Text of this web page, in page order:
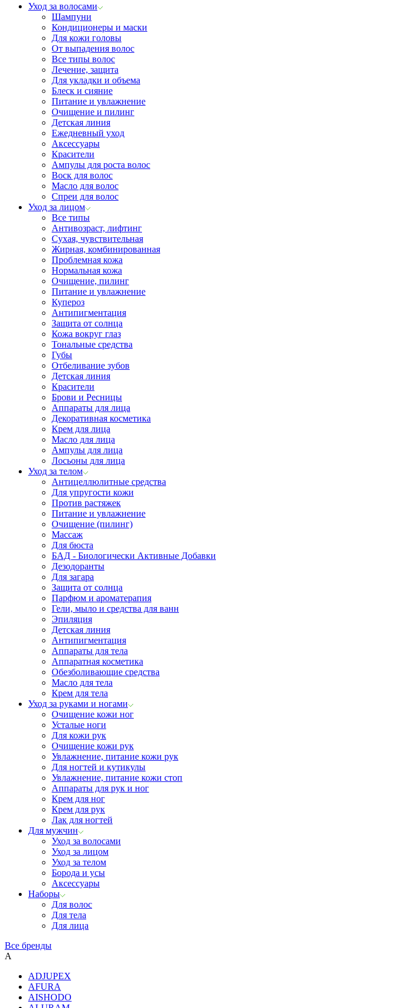
Уход за волосами
Шампуни
Кондиционеры и маски
Для кожи головы
От выпадения волос
Все типы волос
Лечение, защита
Для укладки и объема
Блеск и сияние
Питание и увлажнение
Очищение и пилинг
Детская линия
Ежедневный уход
Аксессуары
Красители
Ампулы для роста волос
Воск для волос
Масло для волос
Спреи для волос
Уход за лицом
Все типы
Антивозраст, лифтинг
Сухая, чувствительная
Жирная, комбинированная
Проблемная кожа
Нормальная кожа
Очищение, пилинг
Питание и увлажнение
Купероз
Антипигментация
Защита от солнца
Кожа вокруг глаз
Тональные средства
Губы
Отбеливание зубов
Детская линия
Красители
Брови и Ресницы
Аппараты для лица
Декоративная косметика
Крем для лица
Масло для лица
Ампулы для лица
Лосьоны для лица
Уход за телом
Антицеллюлитные средства
Для упругости кожи
Против растяжек
Питание и увлажнение
Очищение (пилинг)
Массаж
Для бюста
БАД - Биологически Активные Добавки
Дезодоранты
Для загара
Защита от солнца
Парфюм и ароматерапия
Гели, мыло и средства для ванн
Эпиляция
Детская линия
Антипигментация
Аппараты для тела
Аппаратная косметика
Обезболивающие средства
Масло для тела
Крем для тела
Уход за руками и ногами
Очищение кожи ног
Усталые ноги
Для кожи рук
Очищение кожи рук
Увлажнение, питание кожи рук
Для ногтей и кутикулы
Увлажнение, питание кожи стоп
Аппараты для рук и ног
Крем для ног
Крем для рук
Лак для ногтей
Для мужчин
Уход за волосами
Уход за лицом
Уход за телом
Борода и усы
Аксессуары
Наборы
Для волос
Для тела
Для лица
Все бренды
A
ADJUPEX
AFURA
AISHODO